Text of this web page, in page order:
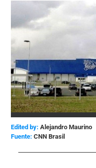
Edited by: Alejandro Maurino
CNN Brasil